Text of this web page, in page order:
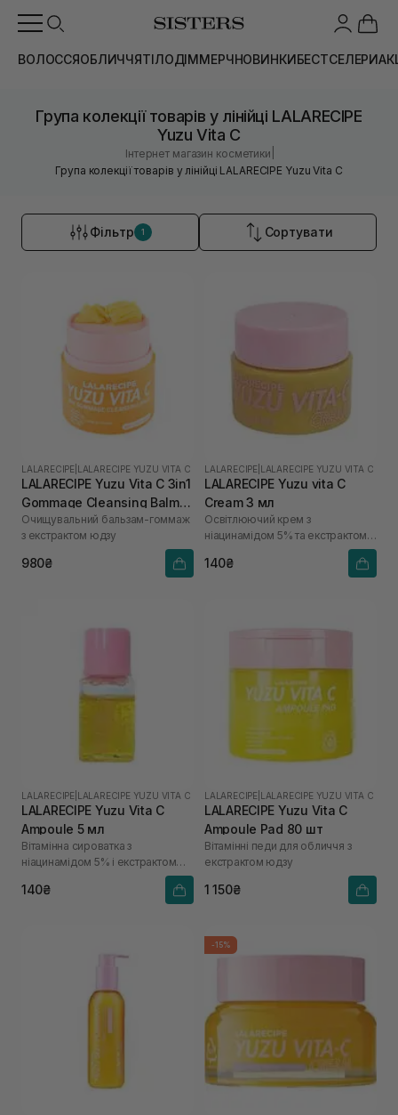
ВОЛОССЯОБЛИЧЧЯТІЛОДІММЕРЧНОВИНКИБЕСТСЕЛЕРИ
Група колекції товарів у лінійці LALARECIPE
Yuzu Vita C
Інтернет магазин косметики
Група колекції товарів у лінійці LALARECIPE Yuzu Vita C
Фільтр 1 Сортувати
LALARECIPE LALARECIPE YUZU VITA C
LALARECIPE Yuzu Vita C 3in1
Gommage Cleansing Balm
50 мл
Очищувальний бальзам-гоммаж
з екстрактом юдзу
980₴
LALARECIPE LALARECIPE YUZU VITA C
LALARECIPE Yuzu vita C
Cream 3 мл
Освітлюючий крем з
ніацинамідом 5% та екстрактом
140₴
LALARECIPE LALARECIPE YUZU VITA C
LALARECIPE Yuzu Vita C
Ampoule 5 мл
Вітамінна сироватка з
ніацинамідом 5% і екстрактом
140₴
LALARECIPE LALARECIPE YUZU VITA C
LALARECIPE Yuzu Vita C
Ampoule Pad 80 шт
Вітамінні педи для обличчя з
екстрактом юдзу
1 150₴
-15%